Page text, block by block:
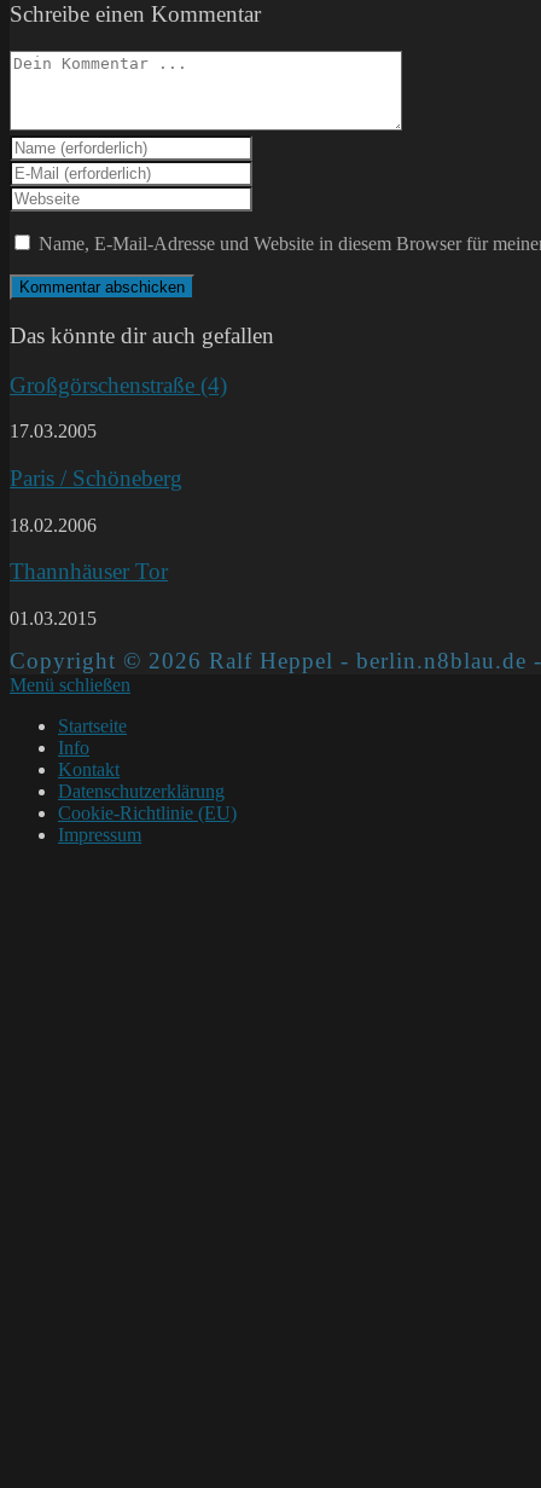
Schreibe einen Kommentar
Kommentieren
Gib
deinen
Namen
oder
Benutzernamen
zum
Kommentieren
ein
Gib
deine
E-
Mail-
Adresse
zum
Kommentieren
Gib
deine
Website-
ein
(optional)
Name, E-Mail-Adresse und Website in diesem Browser für
Das könnte dir auch gefallen
Großgörschenstraße (4)
17.03.2005
Paris / Schöneberg
18.02.2006
Thannhäuser Tor
01.03.2015
Copyright © 2026 Ralf Heppel - berlin.n8blau.de
Menü schließen
Startseite
Info
Kontakt
Datenschutzerklärung
Cookie-Richtlinie (EU)
Impressum